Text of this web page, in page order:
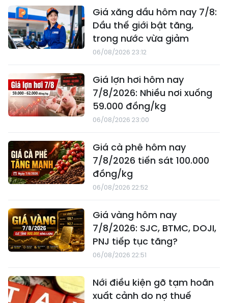
Giá xăng dầu hôm nay 7/8:
Dầu thế giới bật tăng,
trong nước vừa giảm
06/08/2026 23:12
Giá lợn hơi hôm nay
7/8/2026: Nhiều nơi xuống
59.000 đồng/kg
06/08/2026 23:00
Giá cà phê hôm nay
7/8/2026 tiến sát 100.000
đồng/kg
06/08/2026 22:52
Giá vàng hôm nay
7/8/2026: SJC, BTMC, DOJI,
PNJ tiếp tục tăng?
06/08/2026 22:51
Nới điều kiện gỡ tạm hoãn
xuất cảnh do nợ thuế